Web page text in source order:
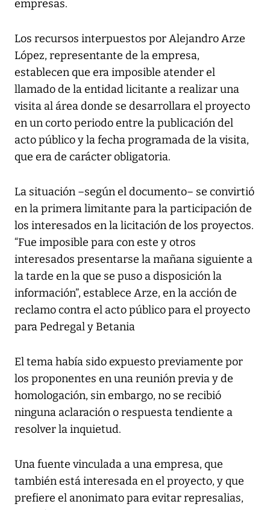
empresas.
Los recursos interpuestos por Alejandro Arze
López, representante de la empresa,
establecen que era imposible atender el
llamado de la entidad licitante a realizar una
visita al área donde se desarrollara el proyecto
en un corto periodo entre la publicación del
acto público y la fecha programada de la visita,
que era de carácter obligatoria.
La situación –según el documento– se convirtió
en la primera limitante para la participación de
los interesados en la licitación de los proyectos.
“Fue imposible para con este y otros
interesados presentarse la mañana siguiente a
la tarde en la que se puso a disposición la
información”, establece Arze, en la acción de
reclamo contra el acto público para el proyecto
para Pedregal y Betania
El tema había sido expuesto previamente por
los proponentes en una reunión previa y de
homologación, sin embargo, no se recibió
ninguna aclaración o respuesta tendiente a
resolver la inquietud.
Una fuente vinculada a una empresa, que
también está interesada en el proyecto, y que
prefiere el anonimato para evitar represalias,